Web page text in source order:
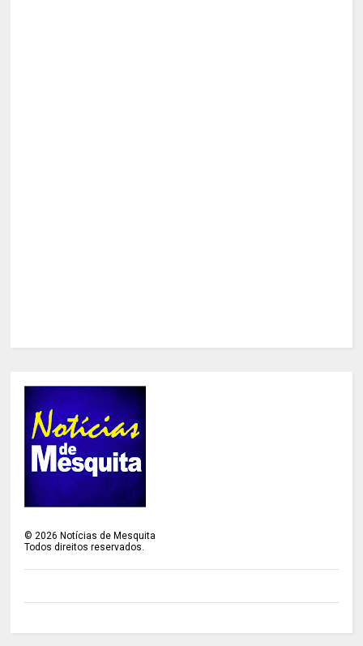
©2026 Notícias de Mesquita
Todos direitos reservados.